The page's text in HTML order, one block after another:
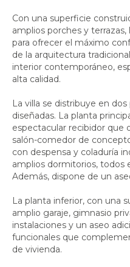
Con una superficie
amplios porches y
para ofrecer el máximo
de la arquitectura
interior contemporáneo,
alta calidad.
La villa se distribuye en
diseñadas. La planta
espectacular recibidor que
salón-comedor de
con despensa y coladuría
amplios dormitorios, todos
Además, dispone de un
La planta inferior, con una
amplio garaje, gimnasio
instalaciones y un aseo
funcionales que
de vivienda.